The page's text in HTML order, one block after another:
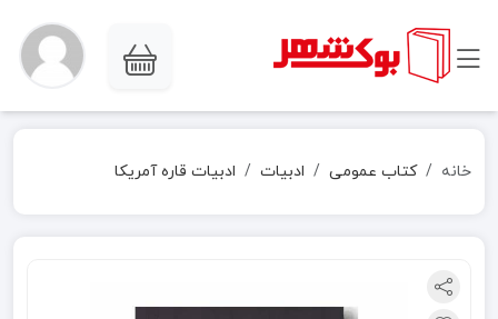
خانه کتاب عمومی ادبیات ادبیات قاره آمریکا